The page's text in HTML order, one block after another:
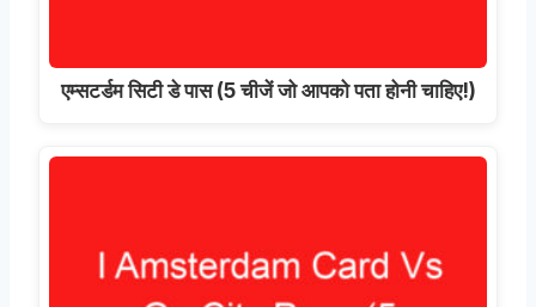
एम्सटर्डम सिटी डे पास (5 चीजें जो आपको पता होनी चाहिए!)